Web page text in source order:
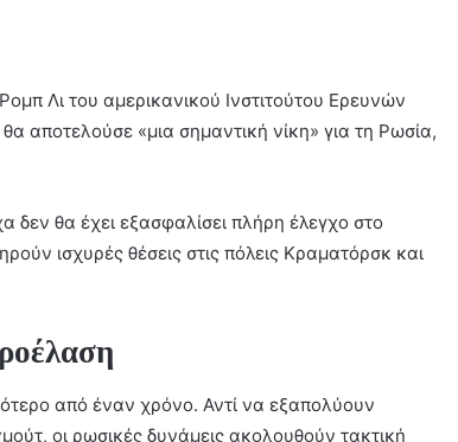
Λι του αμερικανικού Ινστιτούτου Ερευνών
αποτελούσε «μια σημαντική νίκη» για τη Ρωσία,
δεν θα έχει εξασφαλίσει πλήρη έλεγχο στο
ισχυρές θέσεις στις πόλεις Κραματόρσκ και
από έναν χρόνο. Αντί να εξαπολύουν
οι ρωσικές δυνάμεις ακολουθούν τακτική